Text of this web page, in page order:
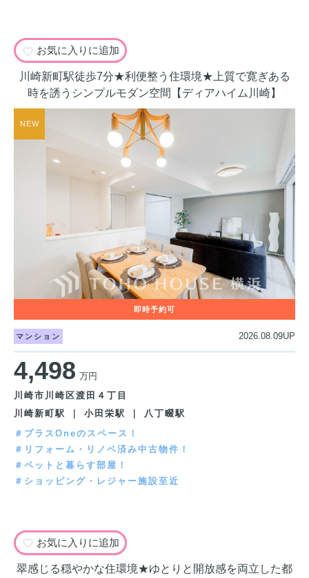
お気に入りに追加
川崎新町駅徒歩7分★利便整う住環境★上質で寛ぎある
時を誘うシンプルモダン空間【ディアハイム川崎】
マンション 2026.08.09UP
4,498 万円
川崎市川崎区渡田４丁目
川崎新町駅 ｜ 小田栄駅 ｜ 八丁畷駅
＃プラスOneのスペース！
＃リフォーム・リノベ済み中古物件！
＃ペットと暮らす部屋！
＃ショッピング・レジャー施設至近
お気に入りに追加
翠感じる穏やかな住環境★ゆとりと開放感を両立した都